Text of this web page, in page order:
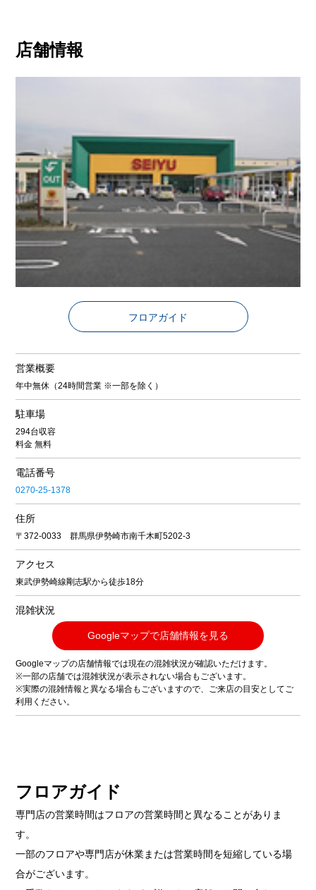
店舗情報
フロアガイド
営業概要
年中無休（24時間営業 ※一部を除く）
駐車場
294台収容
料金 無料
電話番号
0270-25-1378
住所
〒372-0033 群馬県伊勢崎市南千木町5202-3
アクセス
東武伊勢崎線剛志駅から徒歩18分
混雑状況
Googleマップで店舗情報を見る
Googleマップの店舗情報では現在の混雑状況が確認いただけます。
※一部の店舗では混雑状況が表示されない場合もございます。
※実際の混雑情報と異なる場合もございますので、ご来店の目安としてご
利用ください。
フロアガイド
専門店の営業時間はフロアの営業時間と異なることがありま
す。
一部のフロアや専門店が休業または営業時間を短縮している場
合がございます。